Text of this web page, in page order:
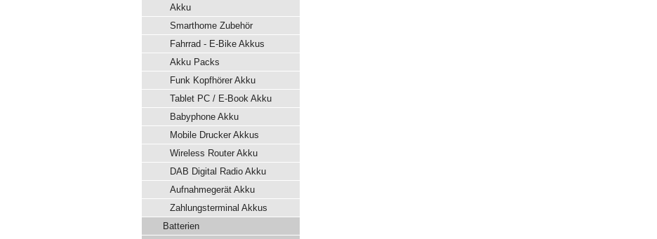
Akku
Smarthome Zubehör
Fahrrad - E-Bike Akkus
Akku Packs
Funk Kopfhörer Akku
Tablet PC / E-Book Akku
Babyphone Akku
Mobile Drucker Akkus
Wireless Router Akku
DAB Digital Radio Akku
Aufnahmegerät Akku
Zahlungsterminal Akkus
Batterien